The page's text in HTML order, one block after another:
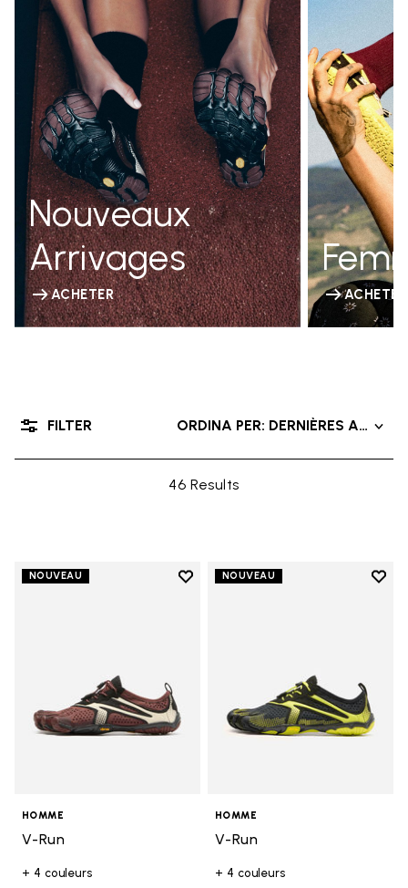
Nouveaux
Arrivages
ACHETER ACHETER
46 Results
ORDINA PER: DERNIÈRES
FILTER
NOUVEAU
Add to wishlist
HOMME
V-Run
+ 4 couleurs
NOUVEAU
Add
HOMME
V-Run
+ 4 couleurs